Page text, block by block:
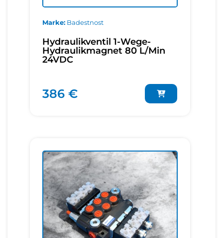
Marke Badestnost
Hydraulikventil 1-Wege-
Hydraulikmagnet 80 L/Min
24VDC
386 €